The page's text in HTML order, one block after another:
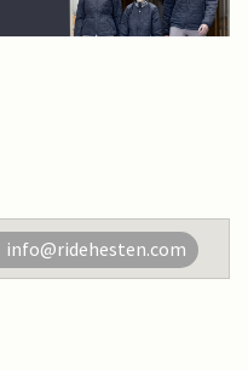
info@ridehesten.com